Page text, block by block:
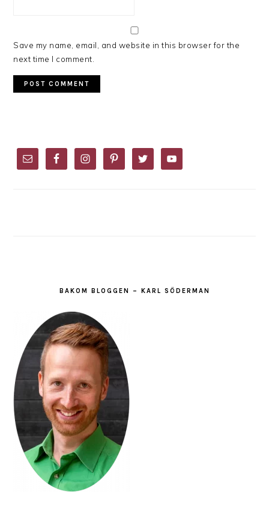
Save my name, email, and website in this browser for the
next time I comment.
SIDEBAR
BAKOM BLOGGEN – KARL SÖDERMAN